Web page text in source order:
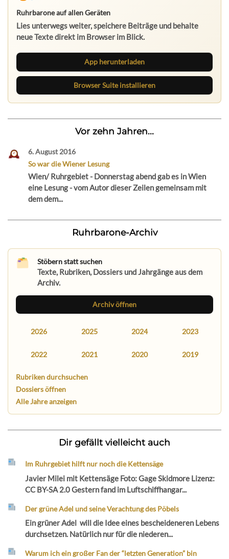
Ruhrbarone auf allen Geräten
Lies unterwegs weiter, speichere Beiträge und behalte
neue Texte direkt im Browser im Blick.
App herunterladen
Browser Suite installieren
Vor zehn Jahren...
6. August 2016
So war die Wiener Lesung
Wien/ Ruhrgebiet - Donnerstag abend gab es in Wien
eine Lesung - vom Autor dieser Zeilen gemeinsam mit
dem dem...
Ruhrbarone-Archiv
Stöbern statt suchen
Texte, Rubriken, Dossiers und Jahrgänge aus dem
Archiv.
Archiv öffnen
2026 2025 2024 2023
2022 2021 2020 2019
Rubriken durchsuchen
Dossiers öffnen
Alle Jahre anzeigen
Dir gefällt vielleicht auch
Im Ruhrgebiet hilft nur noch die Kettensäge
Javier Milei mit Kettensäge Foto: Gage Skidmore Lizenz:
CC BY-SA 2.0 Gestern fand im Luftschiffhangar...
Der grüne Adel und seine Verachtung des Pöbels
Ein grüner Adel will die Idee eines bescheideneren Lebens
durchsetzen. Natürlich nur für die niederen...
Warum ich ein großer Fan der “letzten Generation” bin